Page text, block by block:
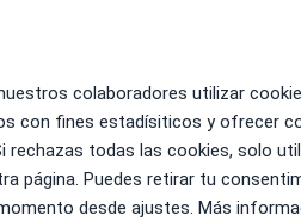
de cita online no está
Pedir una cita
colaboradores utilizar
con fines estadísiticos y ofrecer
rechazas todas las cookies, solo
página. Puedes retirar tu
desde ajustes. Más